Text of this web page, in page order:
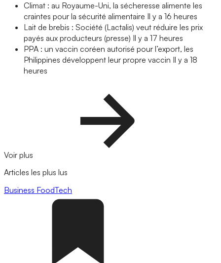
Climat : au Royaume-Uni, la sécheresse alimente les
craintes pour la sécurité alimentaire Il y a 16 heures
Lait de brebis : Société (Lactalis) veut réduire les prix
payés aux producteurs (presse) Il y a 17 heures
PPA : un vaccin coréen autorisé pour l’export, les
Philippines développent leur propre vaccin Il y a 18
heures
Voir plus
Articles les plus lus
Business FoodTech